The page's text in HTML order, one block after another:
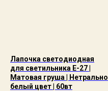
Лапочка светодиодная
для светильника E-27 |
Матовая груша | Нетрально
белый цвет | 60вт